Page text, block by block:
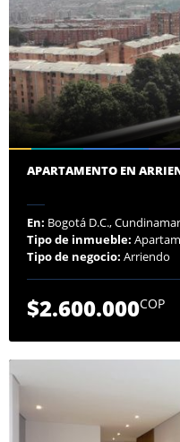
APARTAMENTO EN
En: Bogotá D.C.,
Tipo de inmueble:
Tipo de negocio: Arriendo
$2.600.000COP